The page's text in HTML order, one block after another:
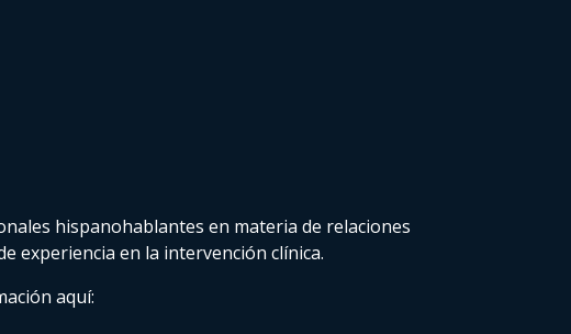
hispanohablantes en materia de relaciones
experiencia en la intervención clínica.
aquí: